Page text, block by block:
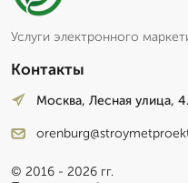
Услуги электронного
Контакты
Москва, Лесная улица,
© 2016 - 2026 гг.